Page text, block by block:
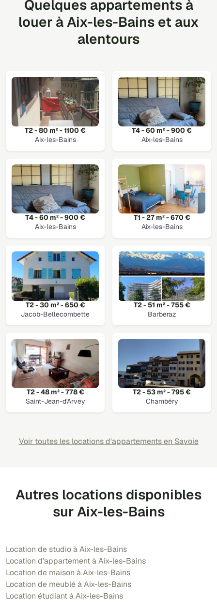
Quelques appartements à
louer à Aix-les-Bains et aux
alentours
T2 - 80 m² - 1100 €
Aix-les-Bains
T4 - 60 m² - 900 €
Aix-les-Bains
T4 - 60 m² - 900 €
Aix-les-Bains
T1 - 27 m² - 670 €
Aix-les-Bains
T2 - 30 m² - 650 €
Jacob-Bellecombette
T2 - 51 m² - 755 €
Barberaz
T2 - 48 m² - 778 €
Saint-Jean-d'Arvey
T2 - 53 m² - 795 €
Chambéry
Voir toutes les locations d'appartements en Savoie
Autres locations disponibles
sur Aix-les-Bains
Location de studio à Aix-les-Bains
Location d'appartement à Aix-les-Bains
Location de maison à Aix-les-Bains
Location de meublé à Aix-les-Bains
Location étudiant à Aix-les-Bains